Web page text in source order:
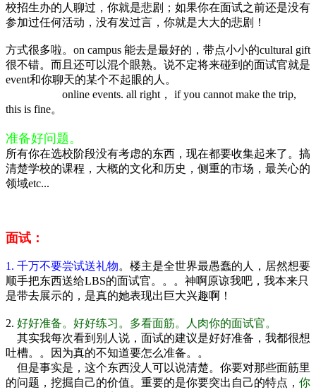
校招生办的人聊过，你就是悲剧；如果你在面试之前还是没有
参加过任何活动，没有发过言，你就是大大的悲剧！
方式很多啦。on campus 能去是最好的，带点小小的cultural gift
很不错。而且还可以混个眼熟。说不定将来碰到的面试官就是
event和你聊天的某个不起眼的人。
online events. all right， if you cannot make the trip,
this is fine。
准备好问题。
所有你在选校阶段没有考虑的东西，现在都要收集起来了。搞
清楚学校的课程，大概的文化和历史，侧重的市场，最关心的
领域etc...
面试：
1. 千万不要尝试送礼物。楼主是全世界最愚蠢的人，居然想要
顺手把东西送给LBS的面试官。。。神啊原谅我吧，我本来只
是带去展示的，是真的她表现出巨大兴趣啊！
2. 好好准备。好好练习。多看面筋。人肉你的面试官。
其实我每次看到别人说，面试的建议是好好准备，我都很想
吐槽。。因为真的不知道要怎么准备。。
但是事实是，这个东西没人可以说清楚。你要对那些面筋里
的问题，挖掘自己的价值。重要的是你要突出自己的特点， 你